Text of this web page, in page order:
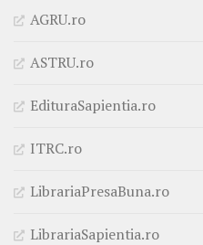
AGRU.ro
ASTRU.ro
EdituraSapientia.ro
ITRC.ro
LibrariaPresaBuna.ro
LibrariaSapientia.ro